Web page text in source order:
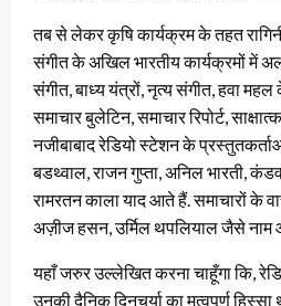
तब से लेकर कृषि कार्यक्रम के तहत
संगीत के अखिल भारतीय कार्यक्रमों में
संगीत, बाध्य यंत्रों, नृत्य संगीत, हवा
समाचार बुलेटिन, समाचार रिपोर्ट,
नजीबाबाद रेडियो स्टेशन के
बडथ्वाल, राजन गुप्ता, अनिल भारती,
रामरतन काला याद आते हैं. समाचारों के
अज़ीज हसन, उर्मिल थपलियाल जैसे नाम
यहाँ जरुर उल्लेखित करना चाहूँगा कि,
उनकी दैनिक दिनचर्या का मत्वपूर्ण